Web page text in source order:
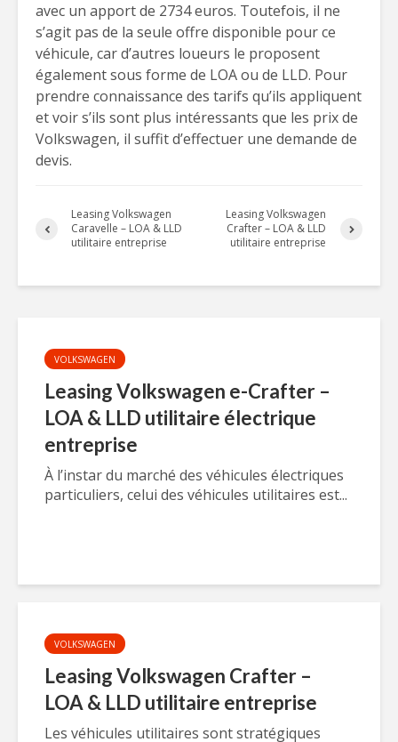
avec un apport de 2734 euros. Toutefois, il ne
s’agit pas de la seule offre disponible pour ce
véhicule, car d’autres loueurs le proposent
également sous forme de LOA ou de LLD. Pour
prendre connaissance des tarifs qu’ils appliquent
et voir s’ils sont plus intéressants que les prix de
Volkswagen, il suffit d’effectuer une demande de
devis.
Leasing Volkswagen
Caravelle – LOA & LLD
utilitaire entreprise
Leasing Volkswagen
Crafter – LOA & LLD
utilitaire entreprise
VOLKSWAGEN
Leasing Volkswagen e-Crafter –
LOA & LLD utilitaire électrique
entreprise
À l’instar du marché des véhicules électriques
particuliers, celui des véhicules utilitaires est...
VOLKSWAGEN
Leasing Volkswagen Crafter –
LOA & LLD utilitaire entreprise
Les véhicules utilitaires sont stratégiques